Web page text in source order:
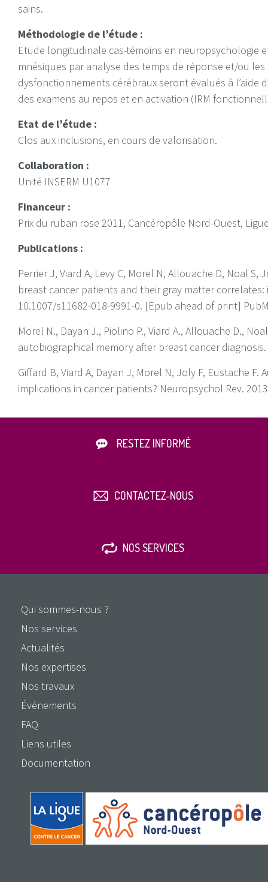
sains.
Méthodologie de l’étude :
Etude longitudinale cas-témoins en neuropsychologie
mnésiques par analyse des temps de réponse et/ou
dysfonctionnements cérébraux seront évalués à
des examens au repos et en activation (IRM
Etat de l’étude :
Clos aux inclusions, en cours de valorisation.
Collaboration :
Unité INSERM U1077
Financeur :
Prix du ruban rose 2011, Cancéropôle Nord-Ouest,
Publications :
Perrier J, Viard A, Levy C, Morel N, Allouache D, Noal
breast cancer patients and their gray matter
10.1007/s11682-018-9991-0. [Epub ahead of print]
Morel N., Dayan J., Piolino P., Viard A., Allouache D.,
autobiographical memory after breast cancer
Giffard B, Viard A, Dayan J, Morel N, Joly F, Eustache
implications in cancer patients? Neuropsychol Rev.
RESTEZ INFORMÉ
CONTACTEZ-NOUS
NOS SERVICES
Qui sommes-nous ?
Nos services
Actualités
Nos expertises
Nos travaux
Événements
FAQ
Liens utiles
Documentation